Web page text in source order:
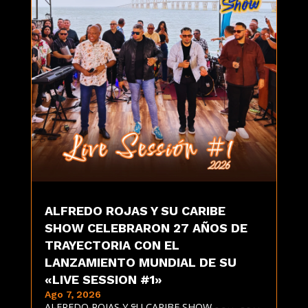
ALFREDO ROJAS Y SU CARIBE
SHOW CELEBRARON 27 AÑOS DE
TRAYECTORIA CON EL
LANZAMIENTO MUNDIAL DE SU
«LIVE SESSION #1»
Ago 7, 2026